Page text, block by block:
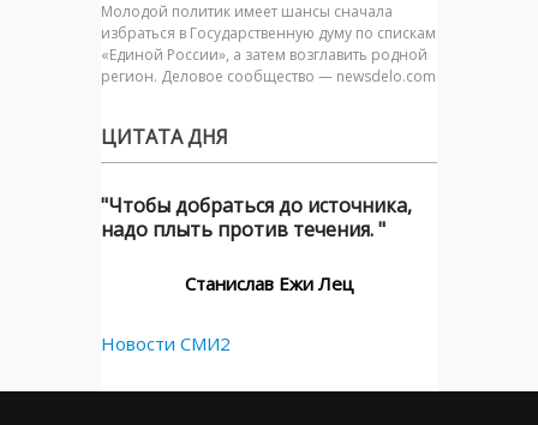
Молодой политик имеет шансы сначала
избраться в Государственную думу по спискам
«Единой России», а затем возглавить родной
регион. Деловое сообщество — newsdelo.com
ЦИТАТА ДНЯ
"Чтобы добраться до источника,
надо плыть против течения. "
Станислав Ежи Лец
Новости СМИ2